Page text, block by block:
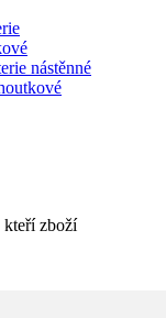
nástěnné
kteří zboží